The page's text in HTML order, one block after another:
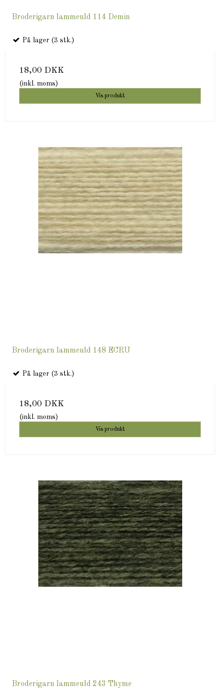
Broderigarn lammeuld 114 Demin
På lager (3 stk.)
18,00 DKK
(inkl. moms)
Vis produkt
Broderigarn lammeuld 148 ECRU
På lager (3 stk.)
18,00 DKK
(inkl. moms)
Vis produkt
Broderigarn lammeuld 243 Thyme